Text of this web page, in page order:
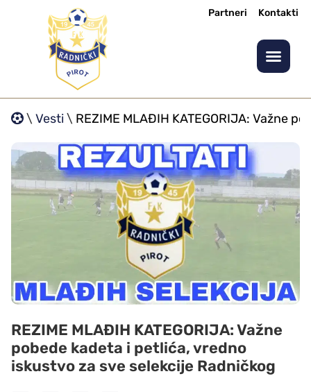
Partneri Kontakti
\ Vesti\ REZIME MLAĐIH KATEGORIJA: Važne
REZIME MLAĐIH KATEGORIJA: Važne
pobede kadeta i petlića, vredno
iskustvo za sve selekcije Radničkog